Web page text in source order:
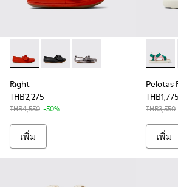
Right - K800434-019 - Red Leather
Right - K800434-022 - รองเท้
Right - K800434-021 -
Right
THB2,275
THB4,550 -50%
เพิ่ม
Pelotas
THB1,775
THB3,550
เพิ่ม